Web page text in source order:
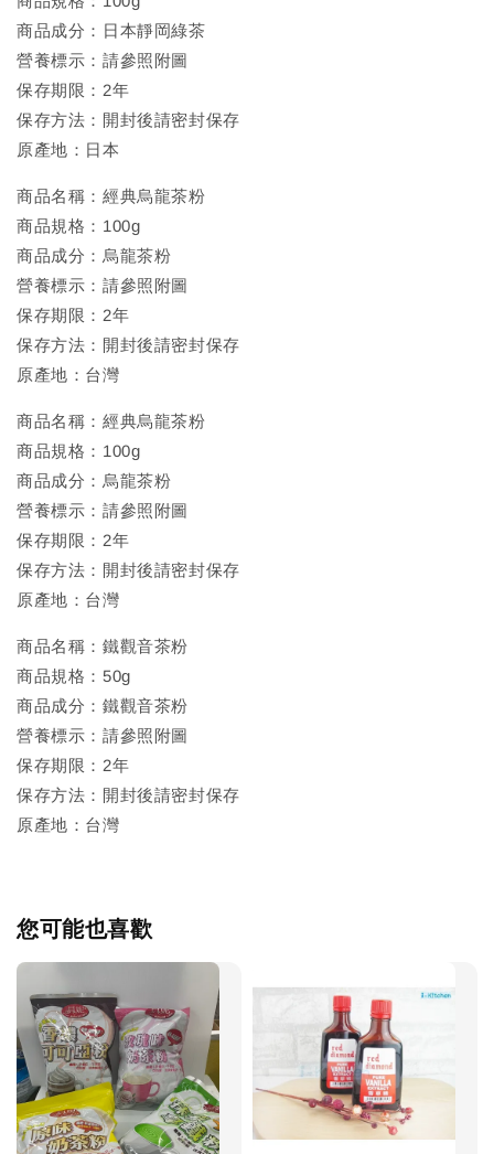
商品成分：日本靜岡綠茶
營養標示：請參照附圖
保存期限：2年
保存方法：開封後請密封保存
原產地：日本
商品名稱：經典烏龍茶粉
商品規格：100g
商品成分：烏龍茶粉
營養標示：請參照附圖
保存期限：2年
保存方法：開封後請密封保存
原產地：台灣
商品名稱：經典烏龍茶粉
商品規格：100g
商品成分：烏龍茶粉
營養標示：請參照附圖
保存期限：2年
保存方法：開封後請密封保存
原產地：台灣
商品名稱：鐵觀音茶粉
商品規格：50g
商品成分：鐵觀音茶粉
營養標示：請參照附圖
保存期限：2年
保存方法：開封後請密封保存
原產地：台灣
您可能也喜歡